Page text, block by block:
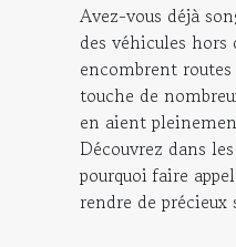
Avez-vous déjà
des véhicules hors
encombrent
touche de
en aient
Découvrez dans
pourquoi faire
rendre de précieux